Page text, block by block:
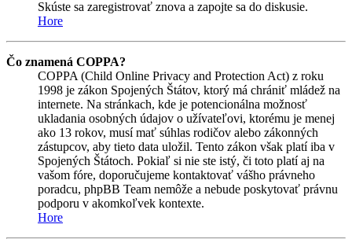
Skúste sa zaregistrovať znova a zapojte sa do diskusie.
Hore
Čo znamená COPPA?
COPPA (Child Online Privacy and Protection Act) z roku
1998 je zákon Spojených Štátov, ktorý má chrániť mládež na
internete. Na stránkach, kde je potencionálna možnosť
ukladania osobných údajov o užívateľovi, ktorému je menej
ako 13 rokov, musí mať súhlas rodičov alebo zákonných
zástupcov, aby tieto data uložil. Tento zákon však platí iba v
Spojených Štátoch. Pokiaľ si nie ste istý, či toto platí aj na
vašom fóre, doporučujeme kontaktovať vášho právneho
poradcu, phpBB Team nemôže a nebude poskytovať právnu
podporu v akomkoľvek kontexte.
Hore